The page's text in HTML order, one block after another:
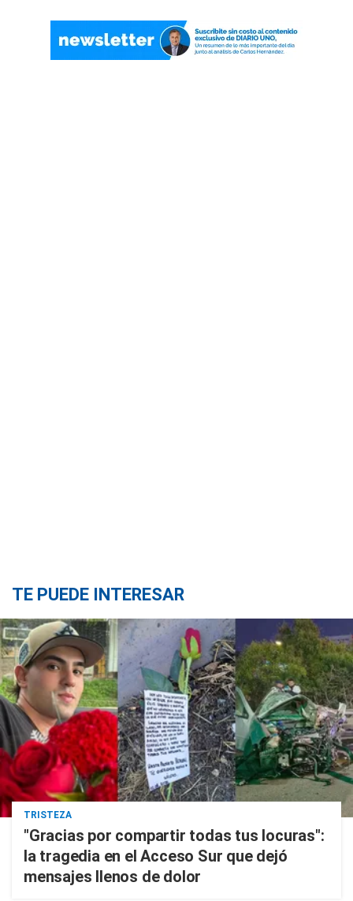
TE PUEDE INTERESAR
TRISTEZA
"Gracias por compartir todas tus locuras":
la tragedia en el Acceso Sur que dejó
mensajes llenos de dolor